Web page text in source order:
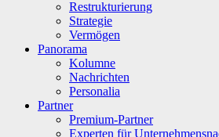
Restrukturierung
Strategie
Vermögen
Panorama
Kolumne
Nachrichten
Personalia
Partner
Premium-Partner
Experten für